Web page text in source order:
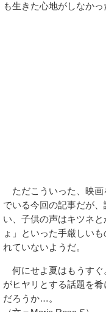
も生きた心地がしなかっ
ただこういった、映画
でいる今回の記事だが
い、子供の声はキツネ
ょ」といった手厳しい
れていないようだ。
何にせよ夏はもうすぐ
がヒヤリとする話題を
だろうか…。